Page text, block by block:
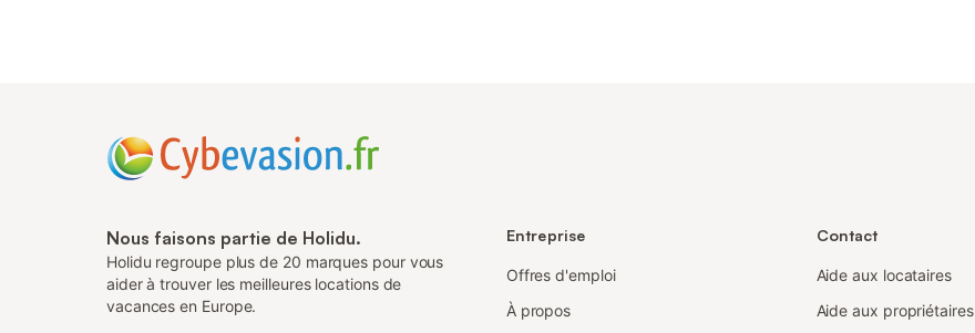
Nous faisons partie de Holidu.
Holidu regroupe plus de 20 marques pour vous
aider à trouver les meilleures locations de
vacances en Europe.
Entreprise
Offres d'emploi
À propos
Contact
Aide aux locataires
Aide aux propriétaires